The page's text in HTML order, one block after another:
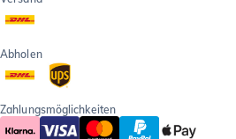
Abholen
Zahlungsmöglichkeiten